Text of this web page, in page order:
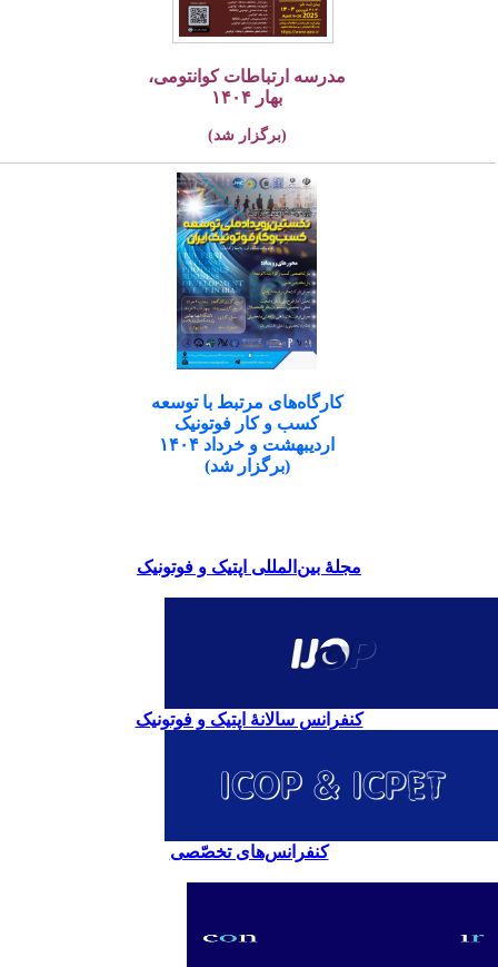
مدرسه ارتباطات کوانتومی،
بهار ۱۴۰۴
(برگزار شد)
کارگاه‌های مرتبط با توسعه
کسب و کار فوتونیک
اردیبهشت و خرداد ۱۴۰۴
(برگزار شد)
مجلۀ بین‌المللی اپتیک و فوتونیک
کنفرانس سالانۀ اپتیک و فوتونیک
کنفرانس‌های تخصّصی